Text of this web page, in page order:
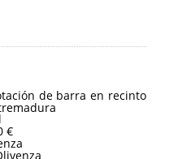
de barra en recinto
€